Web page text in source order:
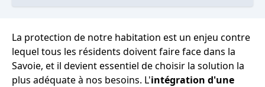
La protection de notre habitation est un enjeu contre
lequel tous les résidents doivent faire face dans la
Savoie, et il devient essentiel de choisir la solution la
plus adéquate à nos besoins. L'intégration d'une